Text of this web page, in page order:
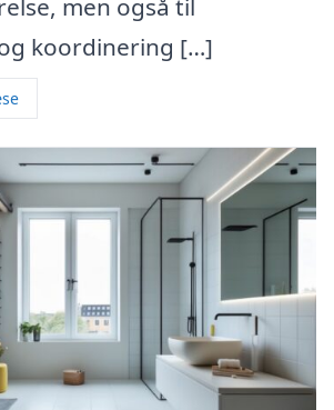
men også til
koordinering […]